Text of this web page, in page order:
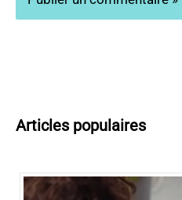
Articles populaires